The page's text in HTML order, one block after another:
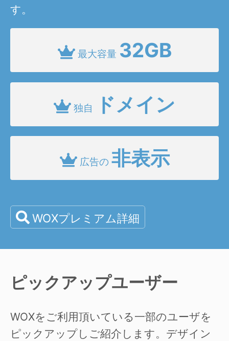
す。
最大容量 32GB
独自 ドメイン
広告の 非表示
WOXプレミアム詳細
ピックアップユーザー
WOXをご利用頂いている一部のユーザを
ピックアップしご紹介します。デザイン